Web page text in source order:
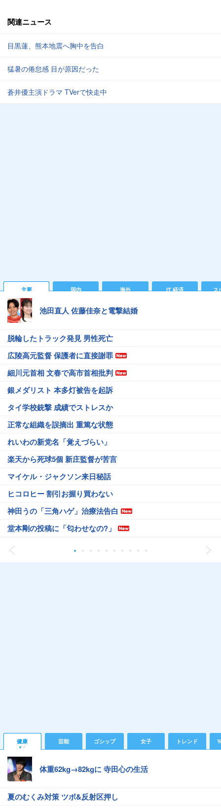
関連ニュース
目黒蓮、熊本地震へ胸中を告白
猛暑の倦怠感 目が原因だった
蒼井優主演ドラマ TVerで快走中
主要 国内 海外 IT 経済 ス
池田直人 佐藤佳奈と電撃結婚
脱輪したトラック発見 男性死亡
広陵高元監督 保護者に直接謝罪
細川元首相 文春で高市首相批判
銀メダリスト 本多灯被告を起訴
タイ学校銃撃 成績でストレスか
正常な組織を誤摘出 重篤な状態
れいわの新党名「覚えづらい」
楽天から死球5個 新庄監督が苦言
マイケル・ジャクソン来日秘話
ヒコロヒー 割引お握り買わない
神田うの「三角ハゲ」治療法告白
堂本剛の投稿に「匂わせなの?」
健康 芸能 ゴシップ 女子 トレンド
体重62kg→82kgに 寺田心の生活
夏のむくみ対策 ツボ&反射区押し